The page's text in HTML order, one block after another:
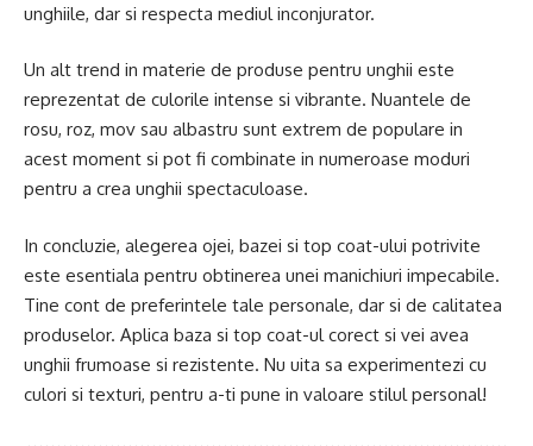
unghiile, dar si respecta mediul inconjurator.
Un alt trend in materie de produse pentru unghii este
reprezentat de culorile intense si vibrante. Nuantele de
rosu, roz, mov sau albastru sunt extrem de populare in
acest moment si pot fi combinate in numeroase moduri
pentru a crea unghii spectaculoase.
In concluzie, alegerea ojei, bazei si top coat-ului potrivite
este esentiala pentru obtinerea unei manichiuri impecabile.
Tine cont de preferintele tale personale, dar si de calitatea
produselor. Aplica baza si top coat-ul corect si vei avea
unghii frumoase si rezistente. Nu uita sa experimentezi cu
culori si texturi, pentru a-ti pune in valoare stilul personal!